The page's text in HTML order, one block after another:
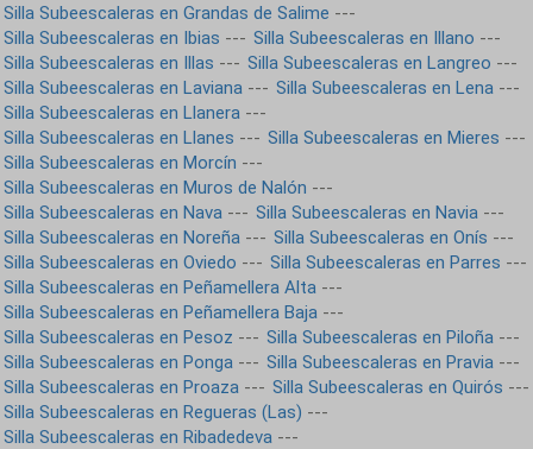
Silla Subeescaleras en Grandas de Salime ---
Silla Subeescaleras en Ibias --- Silla Subeescaleras en Illano ---
Silla Subeescaleras en Illas --- Silla Subeescaleras en Langreo ---
Silla Subeescaleras en Laviana --- Silla Subeescaleras en Lena ---
Silla Subeescaleras en Llanera ---
Silla Subeescaleras en Llanes --- Silla Subeescaleras en Mieres ---
Silla Subeescaleras en Morcín ---
Silla Subeescaleras en Muros de Nalón ---
Silla Subeescaleras en Nava --- Silla Subeescaleras en Navia ---
Silla Subeescaleras en Noreña --- Silla Subeescaleras en Onís ---
Silla Subeescaleras en Oviedo --- Silla Subeescaleras en Parres ---
Silla Subeescaleras en Peñamellera Alta ---
Silla Subeescaleras en Peñamellera Baja ---
Silla Subeescaleras en Pesoz --- Silla Subeescaleras en Piloña ---
Silla Subeescaleras en Ponga --- Silla Subeescaleras en Pravia ---
Silla Subeescaleras en Proaza --- Silla Subeescaleras en Quirós ---
Silla Subeescaleras en Regueras (Las) ---
Silla Subeescaleras en Ribadedeva ---